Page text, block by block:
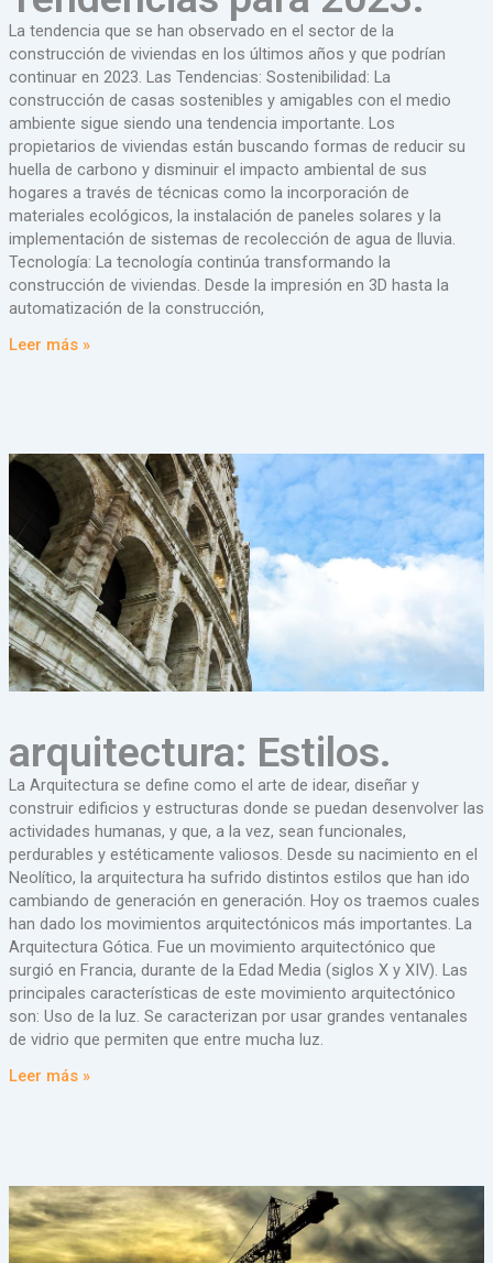
La tendencia que se han observado en el sector de la
construcción de viviendas en los últimos años y que podrían
continuar en 2023. Las Tendencias: Sostenibilidad: La
construcción de casas sostenibles y amigables con el medio
ambiente sigue siendo una tendencia importante. Los
propietarios de viviendas están buscando formas de reducir su
huella de carbono y disminuir el impacto ambiental de sus
hogares a través de técnicas como la incorporación de
materiales ecológicos, la instalación de paneles solares y la
implementación de sistemas de recolección de agua de lluvia.
Tecnología: La tecnología continúa transformando la
construcción de viviendas. Desde la impresión en 3D hasta la
automatización de la construcción,
Leer más »
arquitectura: Estilos.
La Arquitectura se define como el arte de idear, diseñar y
construir edificios y estructuras donde se puedan desenvolver las
actividades humanas, y que, a la vez, sean funcionales,
perdurables y estéticamente valiosos. Desde su nacimiento en el
Neolítico, la arquitectura ha sufrido distintos estilos que han ido
cambiando de generación en generación. Hoy os traemos cuales
han dado los movimientos arquitectónicos más importantes. La
Arquitectura Gótica. Fue un movimiento arquitectónico que
surgió en Francia, durante de la Edad Media (siglos X y XIV). Las
principales características de este movimiento arquitectónico
son: Uso de la luz. Se caracterizan por usar grandes ventanales
de vidrio que permiten que entre mucha luz.
Leer más »